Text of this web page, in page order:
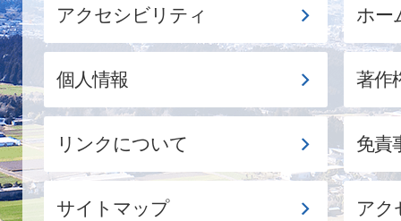
アクセシビリティ ホー
個人情報 著作
リンクについて 免責
サイトマップ アク